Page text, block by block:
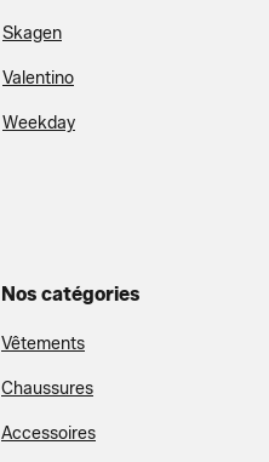
Skagen
Valentino
Weekday
Nos catégories
Vêtements
Chaussures
Accessoires